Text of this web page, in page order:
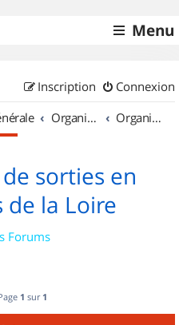
Menu
Connexion
Inscription
Organisation de sorties & Recherche de partenaires Organisation de sorties en région Pays de la Loire
sorties en
de la Loire
Forums
1 sur 1